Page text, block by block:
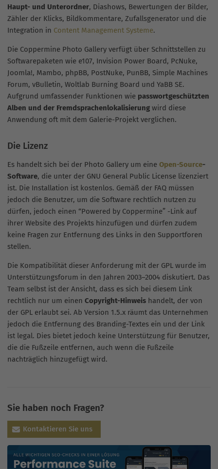
Haupt- und Unterordner, Diashows, Bewertungen der Bilder,
Zähler der Klicks, Bildkommentare, Zufallsgenerator und die
Integration in Content Management Systeme.
Die Coppermine Photo Gallery verfügt über Schnittstellen zu
Softwarepaketen wie e107, Invision Power Board, PcNuke,
Joomla!, Mambo, phpBB, PostNuke, PunBB, Simple Machines
Forum, vBulletin, Woltlab Burning Board und YaBB SE.
Aufgrund umfassender Funktionen wie passwortgeschützten
Alben und der Fremdsprachenlokalisierung wird diese
Anwendung oft mit dem Galerie-Projekt verglichen.
Die Lizenz
Es handelt sich bei der Photo Gallery um eine Open-Source-
Software, die unter der GNU General Public License lizenziert
ist. Die Installation ist kostenlos. Gemäß der FAQ müssen
jedoch die Benutzer, um die Software rechtlich nutzen zu
dürfen, jedoch einen “Powered by Coppermine” -Link auf
ihrer Website des Projekts hinzufügen und dürfen zudem
keine Fragen zur Entfernung des Links in den Supportforen
stellen.
Die Kompatibilität dieser Anforderung mit der GPL wurde im
Unterstützungsforum in den Jahren 2003–2004 diskutiert. Das
Team selbst ist der Ansicht, dass es sich bei diesem Link
rechtlich nur um einen Copyright-Hinweis handelt, der von
der GPL erlaubt sei. Ab Version 1.5.x räumt das Unternehmen
jedoch die Entfernung des Branding-Textes ein und der Link
ist legal. Dies bietet jedoch keine Unterstützung für Benutzer,
die die Fußzeile entfernen, auch wenn die Fußzeile
nachträglich hinzugefügt wird.
Sie haben noch Fragen?
Kontaktieren Sie uns